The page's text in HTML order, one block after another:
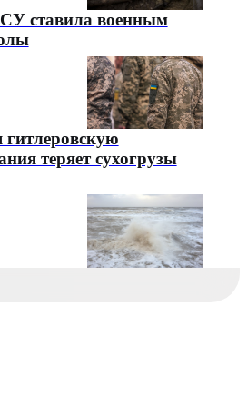
ставила военным
теряет сухогрузы